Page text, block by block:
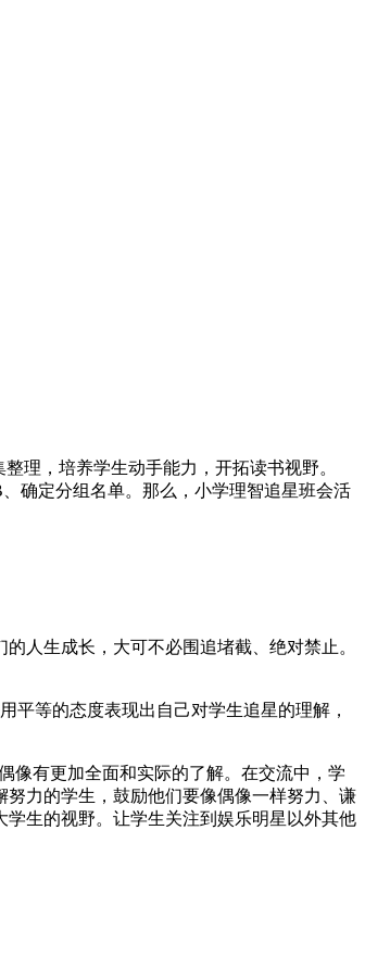
理，培养学生动手能力，开拓读书视野。
确定分组名单。那么，小学理智追星班会活
人生成长，大可不必围追堵截、绝对禁止。
平等的态度表现出自己对学生追星的理解，
像有更加全面和实际的了解。在交流中，学
力的学生，鼓励他们要像偶像一样努力、谦
生的视野。让学生关注到娱乐明星以外其他